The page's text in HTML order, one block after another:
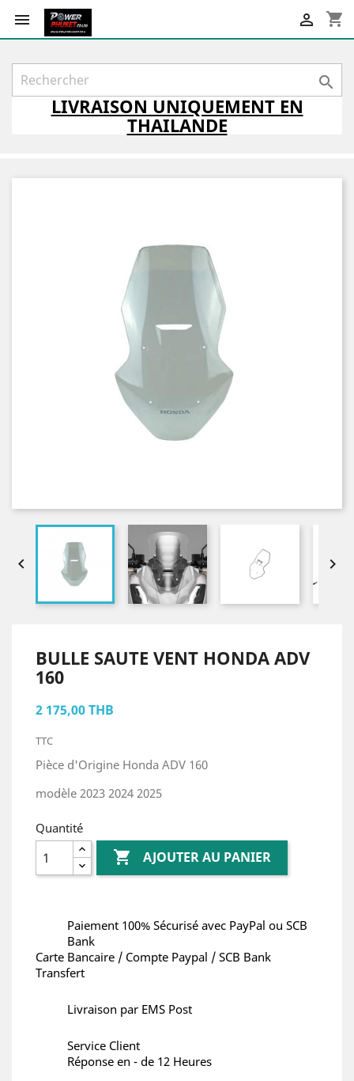
 shopping_cart


LIVRAISON UNIQUEMENTEN
THAILANDE
 
BULLE SAUTE VENT HONDA ADV
160
2 175,00 THB
TTC
Pièce d'Origine Honda ADV 160
modèle 2023 2024 2025
Quantité
 AJOUTER AU PANIER
Paiement 100% Sécurisé avec PayPal ou SCB
Bank
Carte Bancaire / Compte Paypal / SCB Bank
Transfert
Livraison par EMS Post
Service Client
Réponse en - de 12 Heures